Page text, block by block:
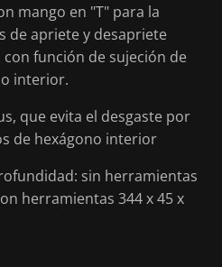
mango en "T" para la
de apriete y desapriete
función de sujeción de
interior.
que evita el desgaste por
de hexágono interior
sin herramientas
herramientas 344 x 45 x